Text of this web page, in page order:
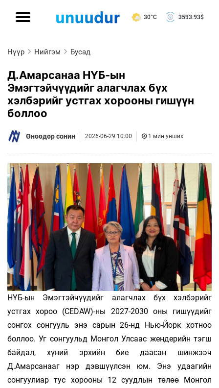
30°C 3593.93$
Нүүр Нийгэм Бусад
Д.Амарсанаа НҮБ-ын
Эмэгтэйчүүдийг алагчлах бүх
хэлбэрийг устгах хорооны гишүүн
боллоо
Өнөөдөр сонин 2026-06-29 10:00 1 мин унших
НҮБ-ын Эмэгтэйчүүдийг алагчлах бүх хэлбэрийг
устгах хороо (CEDAW)-ны 2027-2030 оны гишүүдийг
сонгох сонгууль энэ сарын 26-нд Нью-Йорк хотноо
боллоо. Уг сонгуульд Монгол Улсаас жендерийн тэгш
байдал, хүний эрхийн бие даасан шинжээч
Д.Амарсанааг нэр дэвшүүлсэн юм. Энэ удаагийн
сонгуулиар тус хорооны 12 суудлын төлөө Монгол